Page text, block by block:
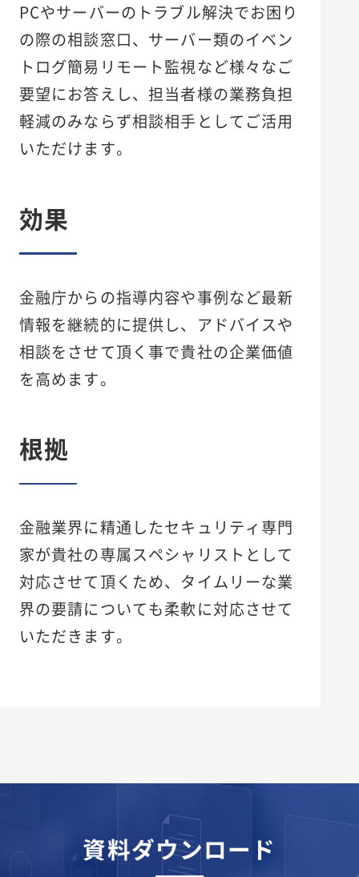
PCやサーバーのトラブル解決でお困り
の際の相談窓口、サーバー類のイベン
トログ簡易リモート監視など様々なご
要望にお答えし、担当者様の業務負担
軽減のみならず相談相手としてご活用
いただけます。
効果
金融庁からの指導内容や事例など最新
情報を継続的に提供し、アドバイスや
相談をさせて頂く事で貴社の企業価値
を高めます。
根拠
金融業界に精通したセキュリティ専門
家が貴社の専属スペシャリストとして
対応させて頂くため、タイムリーな業
界の要請についても柔軟に対応させて
いただきます。
資料ダウンロード